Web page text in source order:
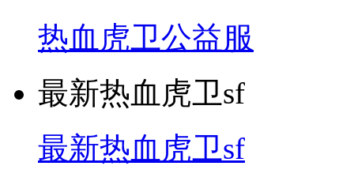
热血虎卫公益服
最新热血虎卫sf
最新热血虎卫sf